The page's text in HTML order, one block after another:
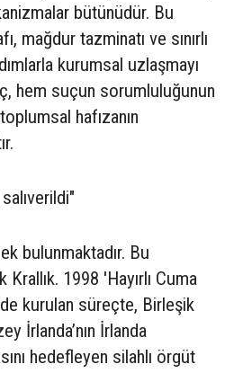
bütünüdür. Bu
mağdur tazminatı ve sınırlı
kurumsal uzlaşmayı
hem suçun sorumluluğunun
hafızanın
bulunmaktadır. Bu
1998 'Hayırlı Cuma
kurulan süreçte, Birleşik
İrlanda’nın İrlanda
hedefleyen silahlı örgüt